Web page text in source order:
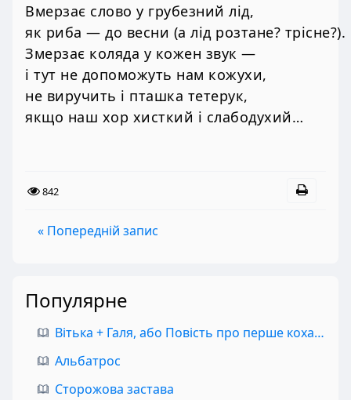
Вмерзає слово у грубезний лід,
як риба — до весни (а лід розтане? трісне?).
Змерзає коляда у кожен звук —
і тут не допоможуть нам кожухи,
не виручить і пташка тетерук,
якщо наш хор хисткий і слабодухий…
842
« Попередній запис
Популярне
Вітька + Галя, або Повість про перше кохання
Альбатрос
Сторожова застава